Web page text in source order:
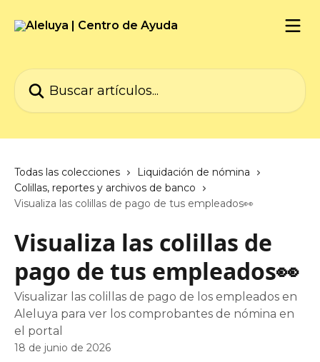
Buscar artículos...
Todas las colecciones
Liquidación de nómina
Colillas, reportes y archivos de banco
Visualiza las colillas de pago de tus empleados👀
Visualiza las colillas de
pago de tus empleados👀
Visualizar las colillas de pago de los empleados en
Aleluya para ver los comprobantes de nómina en
el portal
18 de junio de 2026